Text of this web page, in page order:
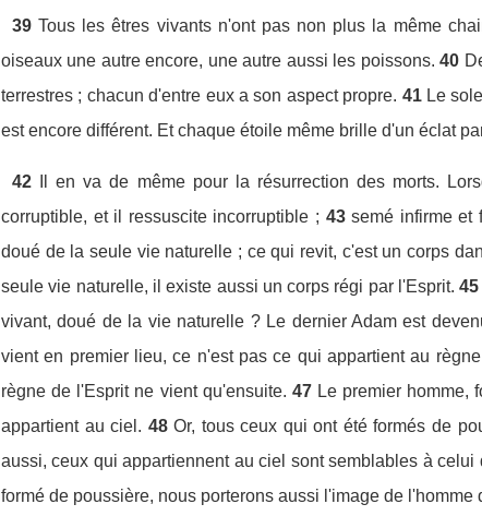
39 Tous les êtres vivants n'ont pas non plus la même
oiseaux une autre encore, une autre aussi les poissons. 40
terrestres ; chacun d'entre eux a son aspect propre. 41 Le
est encore différent. Et chaque étoile même brille d'un éclat
42
Il en va de même pour la résurrection des morts.
corruptible, et il ressuscite incorruptible ; 43 semé infirme et
doué de la seule vie naturelle ; ce qui revit, c'est un corps
seule vie naturelle, il existe aussi un corps régi par l'Esprit. 45
vivant, doué de la vie naturelle ? Le dernier Adam est
vient en premier lieu, ce n'est pas ce qui appartient au
règne de l'Esprit ne vient qu'ensuite. 47 Le premier homme,
appartient au ciel. 48 Or, tous ceux qui ont été formés de
aussi, ceux qui appartiennent au ciel sont semblables à celui
formé de poussière, nous porterons aussi l'image de l'homme